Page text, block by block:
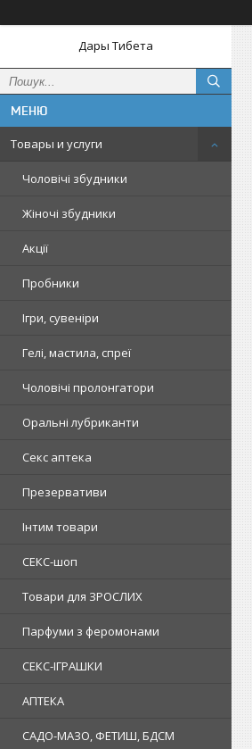
Дары Тибета
Товары и услуги
Чоловічі збудники
Жіночі збудники
Акції
Пробники
Ігри, сувеніри
Гелі, мастила, спреї
Чоловічі пролонгатори
Оральні лубриканти
Секс аптека
Презервативи
Інтим товари
СЕКС-шоп
Товари для ЗРОСЛИХ
Парфуми з феромонами
СЕКС-ІГРАШКИ
АПТЕКА
САДО-МАЗО, ФЕТИШ, БДСМ